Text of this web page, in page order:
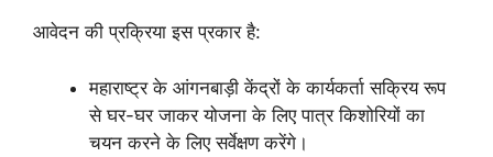
आवेदन की प्रक्रिया इस प्रकार है:
महाराष्ट्र के आंगनबाड़ी केंद्रों के कार्यकर्ता सक्रिय रूप
से घर-घर जाकर योजना के लिए पात्र किशोरियों का
चयन करने के लिए सर्वेक्षण करेंगे।